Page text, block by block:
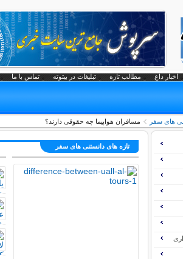
اخبار داغ مطالب تازه تبلیغات در بیتوته تماس با ما
های سفر مسافران هواپیما چه حقوقی دارند؟
تازه های دانستنی های سفر